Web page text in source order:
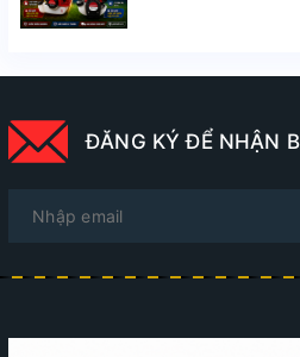
ĐĂNG KÝ ĐỂ NHẬN